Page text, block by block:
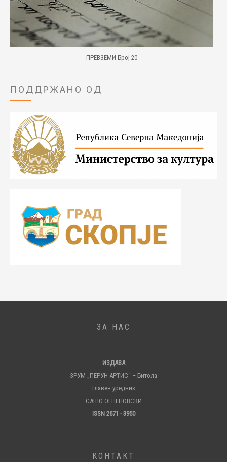
ПРЕВЗЕМИ Број 20
ПОДДРЖАНО ОД
ЗА НАС
ИЗДАВА
ЗРУМ „ПЕРУН АРТИС“ – Битола
Главен уредник
САШО ОГНЕНОВСКИ
ISSN 2671 - 3950
КОНТАКТ